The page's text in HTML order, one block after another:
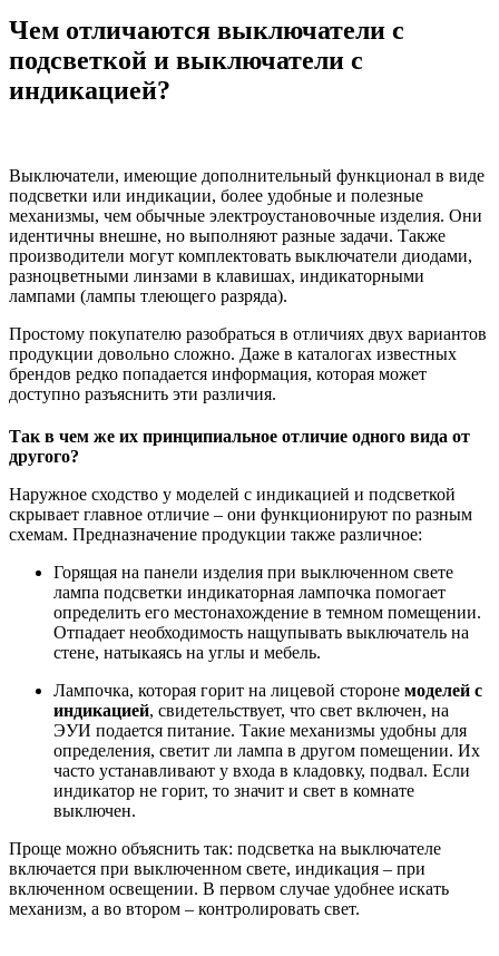
Чем отличаются выключатели с
подсветкой и выключатели с
индикацией?
Выключатели, имеющие дополнительный функционал в виде
подсветки или индикации, более удобные и полезные
механизмы, чем обычные электроустановочные изделия. Они
идентичны внешне, но выполняют разные задачи. Также
производители могут комплектовать выключатели диодами,
разноцветными линзами в клавишах, индикаторными
лампами (лампы тлеющего разряда).
Простому покупателю разобраться в отличиях двух вариантов
продукции довольно сложно. Даже в каталогах известных
брендов редко попадается информация, которая может
доступно разъяснить эти различия.
Так в чем же их принципиальное отличие одного вида от
другого?
Наружное сходство у моделей с индикацией и подсветкой
скрывает главное отличие – они функционируют по разным
схемам. Предназначение продукции также различное:
Горящая на панели изделия при выключенном свете
лампа подсветки индикаторная лампочка помогает
определить его местонахождение в темном помещении.
Отпадает необходимость нащупывать выключатель на
стене, натыкаясь на углы и мебель.
Лампочка, которая горит на лицевой стороне моделей с
индикацией, свидетельствует, что свет включен, на
ЭУИ подается питание. Такие механизмы удобны для
определения, светит ли лампа в другом помещении. Их
часто устанавливают у входа в кладовку, подвал. Если
индикатор не горит, то значит и свет в комнате
выключен.
Проще можно объяснить так: подсветка на выключателе
включается при выключенном свете, индикация – при
включенном освещении. В первом случае удобнее искать
механизм, а во втором – контролировать свет.